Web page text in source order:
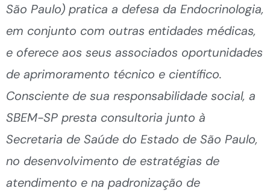
São Paulo) pratica a defesa da Endocrinologia,
em conjunto com outras entidades médicas,
e oferece aos seus associados oportunidades
de aprimoramento técnico e científico.
Consciente de sua responsabilidade social, a
SBEM-SP presta consultoria junto à
Secretaria de Saúde do Estado de São Paulo,
no desenvolvimento de estratégias de
atendimento e na padronização de